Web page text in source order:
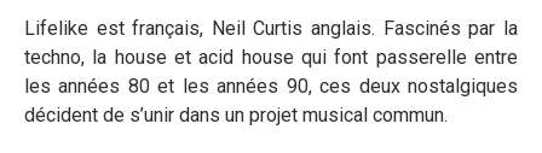
Lifelike est français, Neil Curtis anglais. Fascinés par la
techno, la house et acid house qui font passerelle entre
les années 80 et les années 90, ces deux nostalgiques
décident de s’unir dans un projet musical commun.